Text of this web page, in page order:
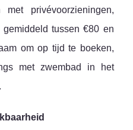
privévoorzieningen,
tussen €80 en
om op tijd te boeken,
met zwembad in het